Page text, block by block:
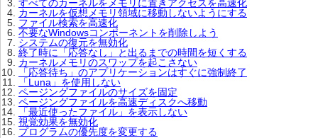
すべてのカーネルをメモリに置きアクセスを高速化
カーネルを仮想メモリ領域に移動しないようにする
ファイル検索を高速化
不要なWindowsコンポーネントを削除しよう
システムの復元を無効化
終了時に「応答なし」と出るまでの時間を短くする
カーネルメモリのスワップを起こさない
「応答待ち」のアプリケーションはすぐに強制終了
「Luna」を使用しない
ページングファイルのサイズを固定
ページングファイルを高速ディスクへ移動
「最近使ったファイル」を表示しない
視覚効果を無効化
プログラムの優先度を変更する